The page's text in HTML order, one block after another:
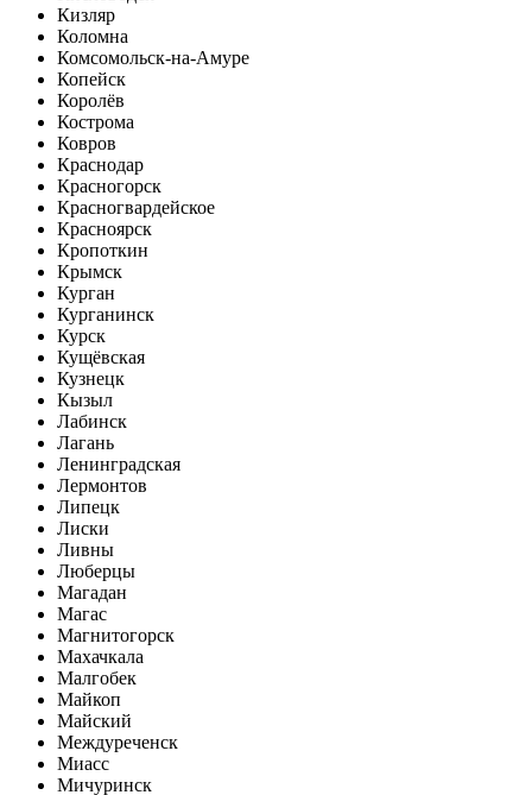
Кизляр
Коломна
Комсомольск-на-Амуре
Копейск
Королёв
Кострома
Ковров
Краснодар
Красногорск
Красногвардейское
Красноярск
Кропоткин
Крымск
Курган
Курганинск
Курск
Кущёвская
Кузнецк
Кызыл
Лабинск
Лагань
Ленинградская
Лермонтов
Липецк
Лиски
Ливны
Люберцы
Магадан
Магас
Магнитогорск
Махачкала
Малгобек
Майкоп
Майский
Междуреченск
Миасс
Мичуринск